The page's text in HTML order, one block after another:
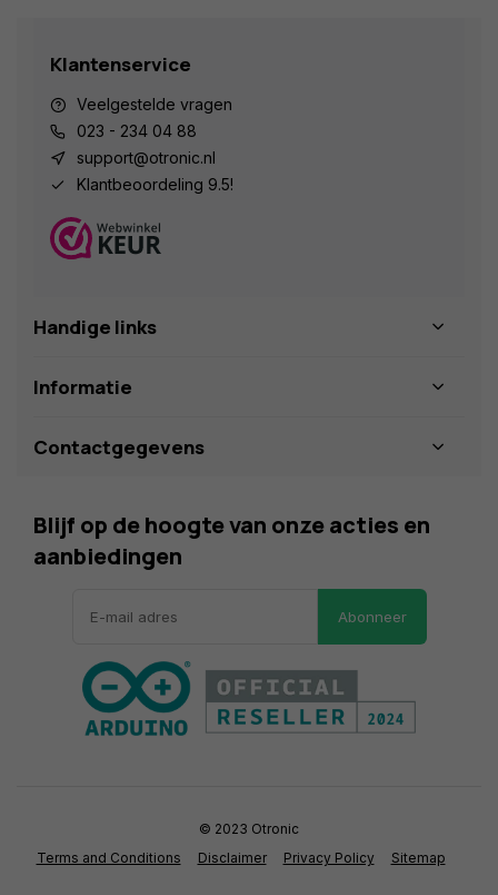
Klantenservice
Veelgestelde vragen
023 - 234 04 88
support@otronic.nl
Klantbeoordeling 9.5!
Handige links
Informatie
Contactgegevens
Blijf op de hoogte van onze acties en
aanbiedingen
Abonneer
Terms and Conditions Disclaimer Privacy Policy Sitemap
© 2023 Otronic